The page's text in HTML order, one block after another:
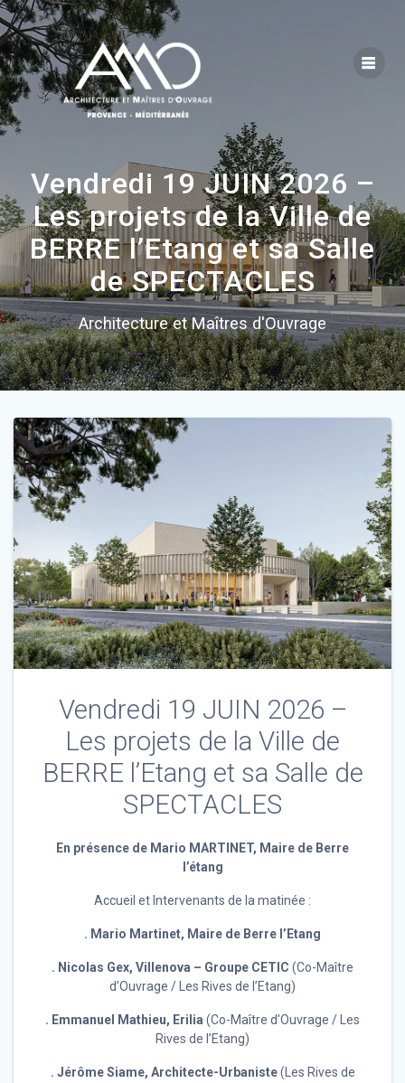
Vendredi 19 JUIN 2026 –
Les projets de la Ville de
BERRE l’Etang et sa Salle
de SPECTACLES
Architecture et Maîtres d'Ouvrage
Vendredi 19 JUIN 2026 –
Les projets de la Ville de
BERRE l’Etang et sa Salle de
SPECTACLES
En présence de Mario MARTINET, Maire de Berre
l’étang
Accueil et Intervenants de la matinée :
. Mario Martinet, Maire de Berre l’Etang
. Nicolas Gex, Villenova – Groupe CETIC (Co-Maître
d’Ouvrage / Les Rives de l’Etang)
. Emmanuel Mathieu, Erilia (Co-Maître d’Ouvrage / Les
Rives de l’Etang)
. Jérôme Siame, Architecte-Urbaniste(Les Rives de